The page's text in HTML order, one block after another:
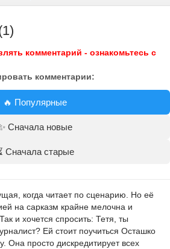
комментарий - ознакомьтесь с
комментарии:
🔥 Популярные
Сначала новые
Сначала старые
когда читает по сценарию. Но её
на сарказм крайне мелочна и
и хочется спросить: Тетя, ты
Ей стоит поучиться Осташко
Она просто дискредитирует всех